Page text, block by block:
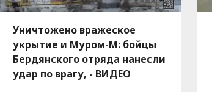
Уничтожено вражеское
укрытие и Муром-М: бойцы
Бердянского отряда нанесли
удар по врагу, - ВИДЕО